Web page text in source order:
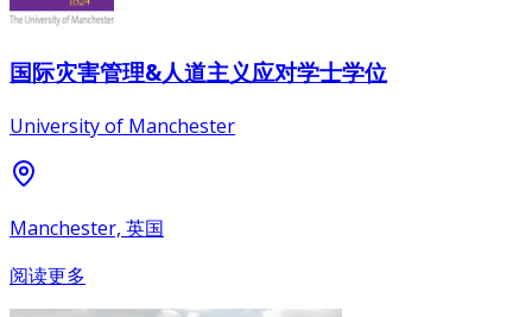
国际灾害管理&人道主义应对学士学位
University of Manchester
Manchester, 英国
阅读更多